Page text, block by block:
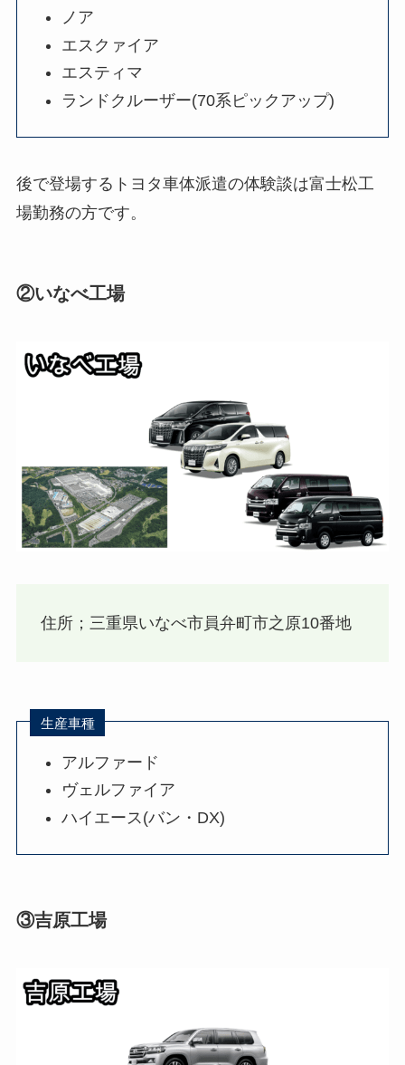
ノア
エスクァイア
エスティマ
ランドクルーザー(70系ピックアップ)
後で登場するトヨタ車体派遣の体験談は富士松工
場勤務の方です。
②いなべ工場
住所；三重県いなべ市員弁町市之原10番地
生産車種
アルファード
ヴェルファイア
ハイエース(バン・DX)
③吉原工場